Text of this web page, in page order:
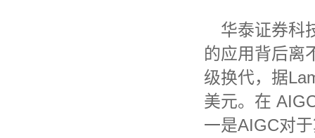
华泰证券科
的应用背后离
级换代，据
美元。在
一是AIGC对